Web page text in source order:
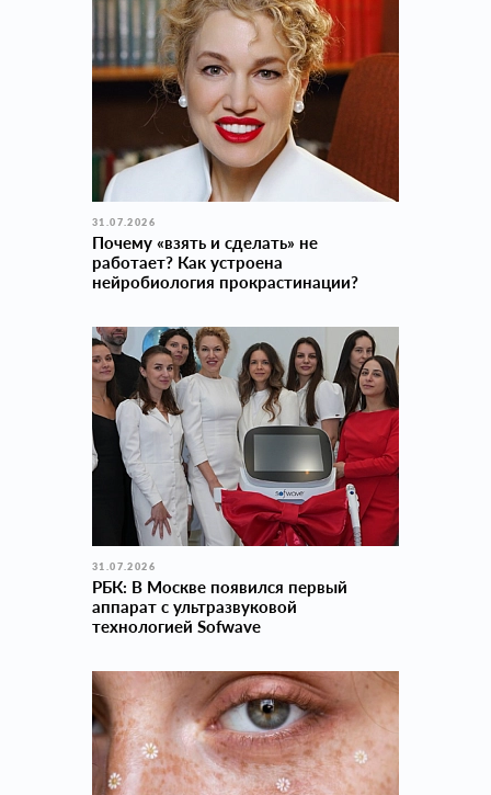
31.07.2026
Почему «взять и сделать» не
работает? Как устроена
нейробиология прокраcтинации?
31.07.2026
РБК: В Москве появился первый
аппарат с ультразвуковой
технологией Sofwave